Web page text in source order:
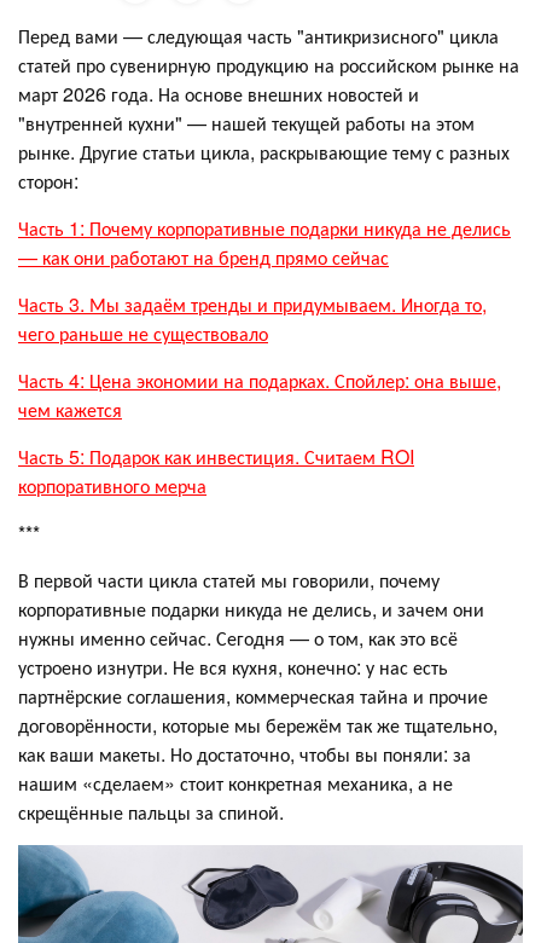
Перед вами — следующая часть "антикризисного" цикла
статей про сувенирную продукцию на российском рынке на
март 2026 года. На основе внешних новостей и
"внутренней кухни" — нашей текущей работы на этом
рынке. Другие статьи цикла, раскрывающие тему с разных
сторон:
Часть 1: Почему корпоративные подарки никуда не делись
— как они работают на бренд прямо сейчас
Часть 3. Мы задаём тренды и придумываем. Иногда то,
чего раньше не существовало
Часть 4: Цена экономии на подарках. Спойлер: она выше,
чем кажется
Часть 5: Подарок как инвестиция. Считаем ROI
корпоративного мерча
***
В первой части цикла статей мы говорили, почему
корпоративные подарки никуда не делись, и зачем они
нужны именно сейчас. Сегодня — о том, как это всё
устроено изнутри. Не вся кухня, конечно: у нас есть
партнёрские соглашения, коммерческая тайна и прочие
договорённости, которые мы бережём так же тщательно,
как ваши макеты. Но достаточно, чтобы вы поняли: за
нашим «сделаем» стоит конкретная механика, а не
скрещённые пальцы за спиной.